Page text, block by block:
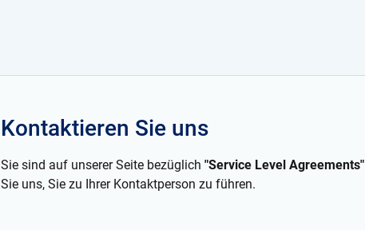
Kontaktieren Sie uns
Sie sind auf unserer Seite bezüglich "Service Level Agreements"
Sie uns, Sie zu Ihrer Kontaktperson zu führen.